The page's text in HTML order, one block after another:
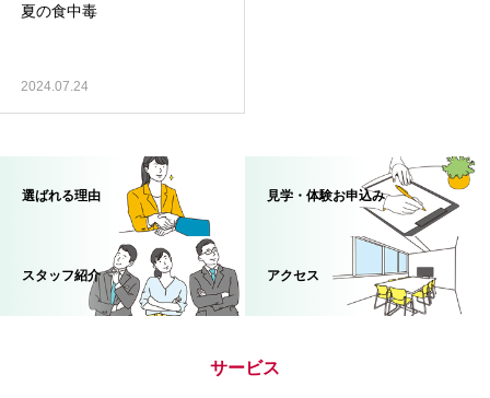
夏の食中毒
2024.07.24
選ばれる理由 見学・体験お申込み
スタッフ紹介 アクセス
サービス